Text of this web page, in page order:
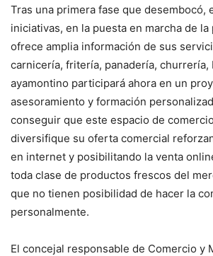
Tras una primera fase que desembocó,
iniciativas, en la puesta en marcha de la
ofrece amplia información de sus
carnicería, fritería, panadería, churrería,
ayamontino participará ahora en un
asesoramiento y formación
conseguir que este espacio de
diversifique su oferta comercial
en internet y posibilitando la venta
toda clase de productos frescos del
que no tienen posibilidad de hacer la
personalmente.
El concejal responsable de Comercio y